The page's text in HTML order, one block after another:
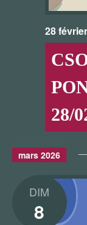
28/
28 février
mars 2026
DIM
8